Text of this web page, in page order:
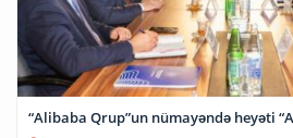
“Alibaba Qrup”un nümayəndə heyəti